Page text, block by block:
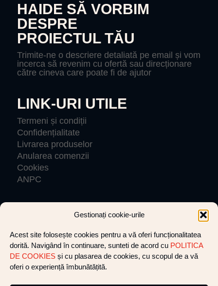
Gestionați cookie-urile
Acest site folosește cookies pentru a vă oferi funcționalitatea
dorită. Navigând în continuare, sunteti de acord cu POLITICA
DE COOKIES și cu plasarea de cookies, cu scopul de a vă
oferi o experiență îmbunătățită.
HAIDE SĂ VORBIM
DESPRE
PROIECTUL TĂU
Trimite-ne o descriere detaliată pe email și vom
incerca să revenim cu ofertă sau direcționare
către cineva care poate fi de ajutor
LINK-URI UTILE
Termeni și condiții
Confidențialitate
Livrarea produselor
Anularea comenzii
Cookies
ANPC
© VLIGHTCREW 2026 Toate drepturile rezervate.
Website by cultatum
+40 752 281 412